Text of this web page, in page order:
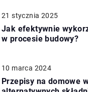
21 stycznia 2025
Jak efektywnie
w procesie budowy?
10 marca 2024
Przepisy na domowe